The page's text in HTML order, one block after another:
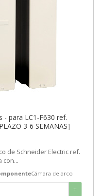
- para LC1-F630 ref.
3-6 SEMANAS]
con...
Cámara de arco
+